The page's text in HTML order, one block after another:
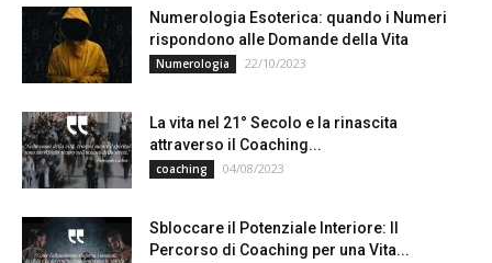
Numerologia Esoterica: quando i Numeri
rispondono alle Domande della Vita
Numerologia 22/10/2023
La vita nel 21° Secolo e la rinascita
attraverso il Coaching...
coaching 04/08/2023
Sbloccare il Potenziale Interiore: Il
Percorso di Coaching per una Vita...